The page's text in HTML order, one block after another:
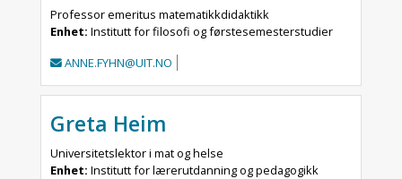
Professor emeritus matematikkdidaktikk
Enhet: Institutt for filosofi og førstesemesterstudier
ANNE.FYHN@UIT.NO
Greta Heim
Universitetslektor i mat og helse
Enhet: Institutt for lærerutdanning og pedagogikk